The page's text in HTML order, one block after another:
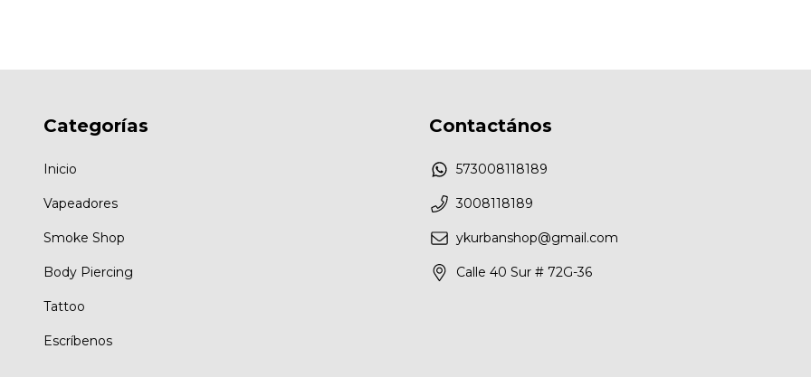
Categorías
Inicio
Vapeadores
Smoke Shop
Body Piercing
Tattoo
Escríbenos
Contactános
573008118189
3008118189
ykurbanshop@gmail.com
Calle 40 Sur # 72G-36